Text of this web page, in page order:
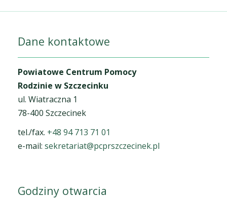
Dane kontaktowe
Powiatowe Centrum Pomocy
Rodzinie w Szczecinku
ul. Wiatraczna 1
78-400 Szczecinek
tel./fax. +48 94 713 71 01
e-mail: sekretariat@pcprszczecinek.pl
Godziny otwarcia